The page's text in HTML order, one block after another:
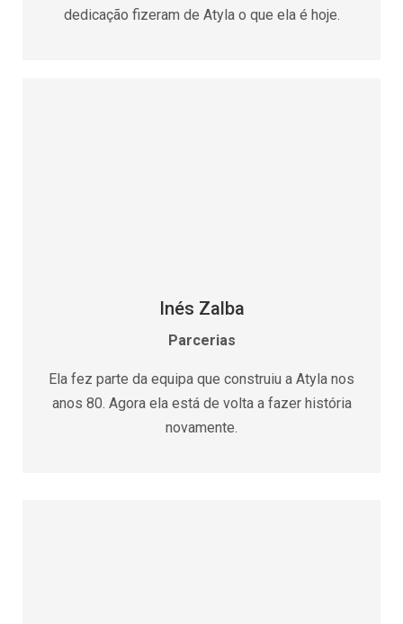
dedicação fizeram de Atyla o que ela é hoje.
Inés Zalba
Parcerias
Ela fez parte da equipa que construiu a Atyla nos
anos 80. Agora ela está de volta a fazer história
novamente.